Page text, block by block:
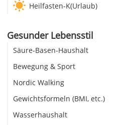
Heilfasten-K(Urlaub)
Gesunder Lebensstil
Säure-Basen-Haushalt
Bewegung & Sport
Nordic Walking
Gewichtsformeln (BMI, etc.)
Wasserhaushalt